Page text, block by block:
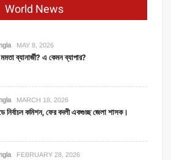
World News
MAY 8, 2026
মমতা ব্যানার্জী? এ কেমন ব্যাপার?
MARCH 18, 2026
নির্বাচন কমিশন, ফের বদলী একগুচ্ছ জেলা শাসক।
FEBRUARY 28, 2026